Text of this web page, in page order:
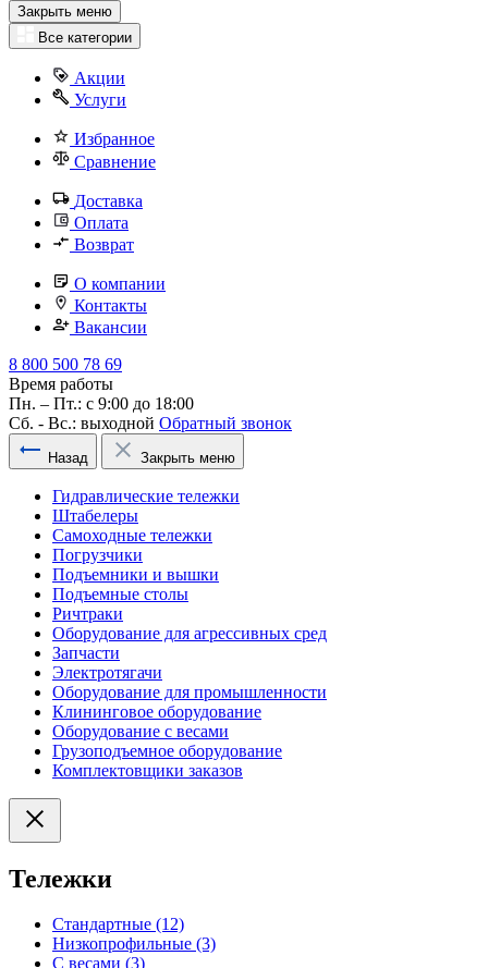
Закрыть меню
Все категории
Акции
Услуги
Избранное
Сравнение
Доставка
Оплата
Возврат
О компании
Контакты
Вакансии
8 800 500 78 69
Время работы
Пн. – Пт.: с 9:00 до 18:00
Сб. - Вс.: выходной Обратный звонок
Назад Закрыть меню
Гидравлические тележки
Штабелеры
Самоходные тележки
Погрузчики
Подъемники и вышки
Подъемные столы
Ричтраки
Оборудование для агрессивных сред
Запчасти
Электротягачи
Оборудование для промышленности
Клининговое оборудование
Оборудование с весами
Грузоподъемное оборудование
Комплектовщики заказов
Тележки
Стандартные (12)
Низкопрофильные (3)
С весами (3)